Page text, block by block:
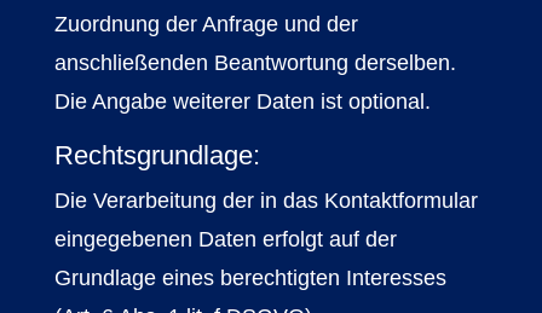
Zuordnung der Anfrage und der
anschließenden Beantwortung derselben.
Die Angabe weiterer Daten ist optional.
Rechtsgrundlage:
Die Verarbeitung der in das Kontaktformular
eingegebenen Daten erfolgt auf der
Grundlage eines berechtigten Interesses